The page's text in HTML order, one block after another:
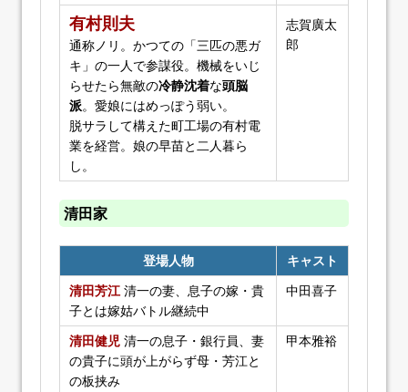
有村則夫
通称ノリ。かつての「三匹の悪ガ
キ」の一人で参謀役。機械をいじ
らせたら無敵の冷静沈着な頭脳
派。愛娘にはめっぽう弱い。
脱サラして構えた町工場の有村電
業を経営。娘の早苗と二人暮ら
し。
志賀廣太
郎
清田家
登場人物
キャスト
清田芳江 清一の妻、息子の嫁・貴
子とは嫁姑バトル継続中
中田喜子
清田健児 清一の息子・銀行員、妻
の貴子に頭が上がらず母・芳江と
の板挟み
甲本雅裕